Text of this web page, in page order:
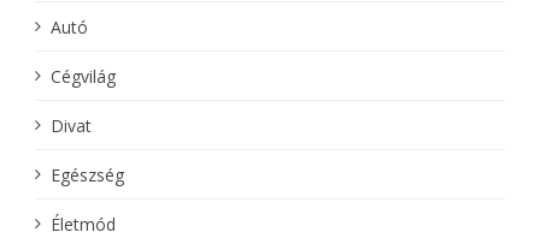
Autó
Cégvilág
Divat
Egészség
Életmód